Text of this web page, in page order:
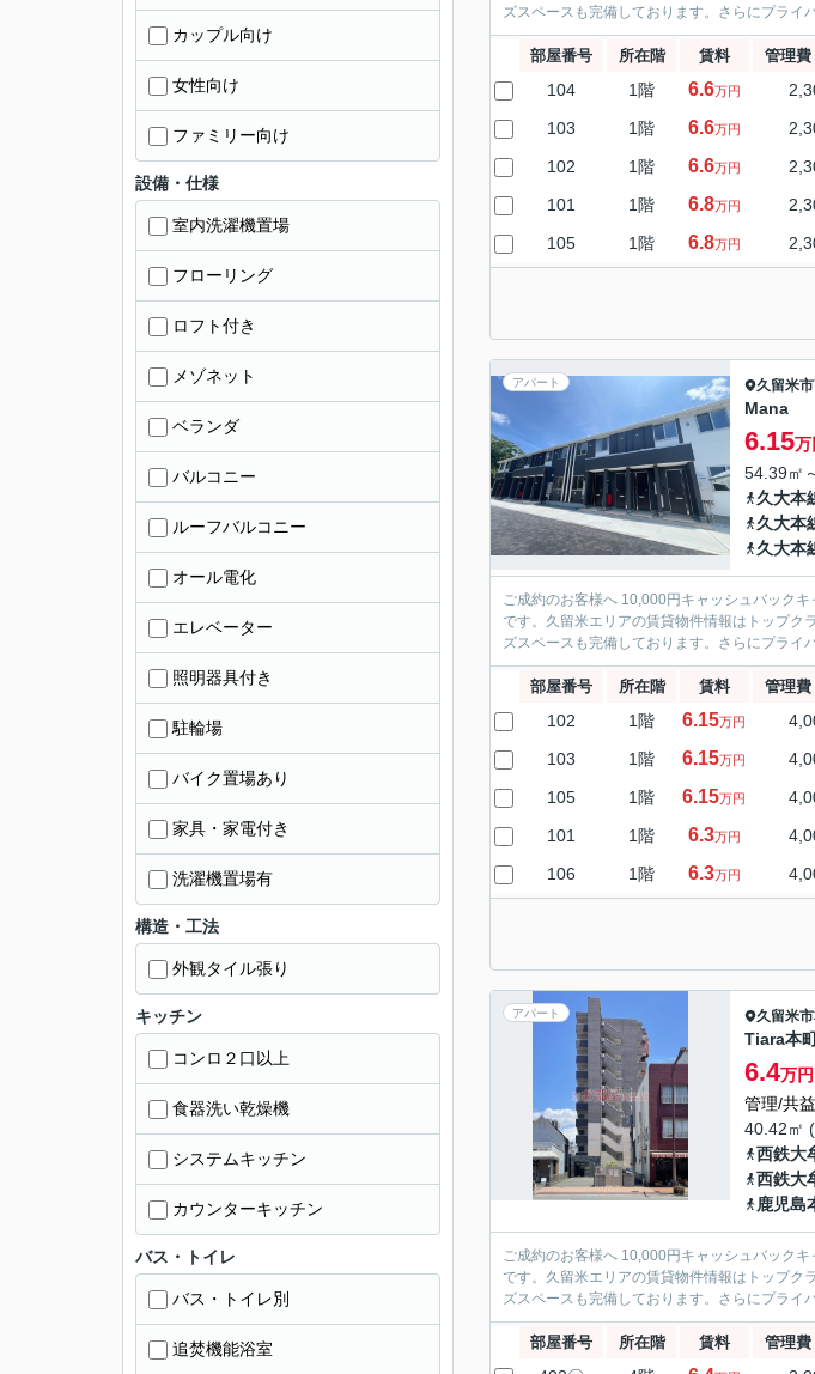
ズスペースも完備しております。さらにプライ
部屋番号 所在階 賃料 管理費
104 1階 6.6万円
103 1階 6.6万円
102 1階 6.6万円
101 1階 6.8万円
105 1階 6.8万円
アパート 久留米市
Mana
6.15万
54.39㎡
久大本
久大本
久大本
ご成約のお客様へ 10,000円キャッシュバック
です。久留米エリアの賃貸物件情報はトップク
ズスペースも完備しております。さらにプライ
部屋番号 所在階 賃料 管理費
102 1階 6.15万円
103 1階 6.15万円
105 1階 6.15万円
101 1階 6.3万円
106 1階 6.3万円
アパート 久留米市
Tiara本
6.4万
管理/共
40.42㎡
西鉄大
西鉄大
鹿児島
ご成約のお客様へ 10,000円キャッシュバック
です。久留米エリアの賃貸物件情報はトップク
ズスペースも完備しております。さらにプライ
部屋番号 所在階 賃料 管理費
カップル向け
女性向け
ファミリー向け
設備・仕様
室内洗濯機置場
フローリング
ロフト付き
メゾネット
ベランダ
バルコニー
ルーフバルコニー
オール電化
エレベーター
照明器具付き
駐輪場
バイク置場あり
家具・家電付き
洗濯機置場有
構造・工法
外観タイル張り
キッチン
コンロ２口以上
食器洗い乾燥機
システムキッチン
カウンターキッチン
バス・トイレ
バス・トイレ別
追焚機能浴室